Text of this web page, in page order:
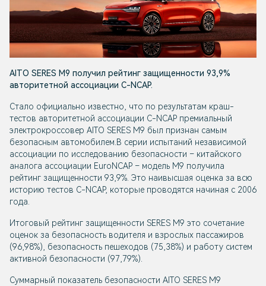
AITO SERES M9 получил рейтинг защищенности 93,9%
авторитетной ассоциации С-NCAP.
Стало официально известно, что по результатам краш-
тестов авторитетной ассоциации С-NCAP премиальный
электрокроссовер AITO SERES M9 был признан самым
безопасным автомобилем.В серии испытаний независимой
ассоциации по исследованию безопасности – китайского
аналога ассоциации EuroNCAP – модель M9 получила
рейтинг защищенности 93,9%. Это наивысшая оценка за всю
историю тестов C-NCAP, которые проводятся начиная с 2006
года.
Итоговый рейтинг защищенности SERES M9 это сочетание
оценок за безопасность водителя и взрослых пассажиров
(96,98%), безопасность пешеходов (75,38%) и работу систем
активной безопасности (97,79%).
Суммарный показатель безопасности AITO SERES M9